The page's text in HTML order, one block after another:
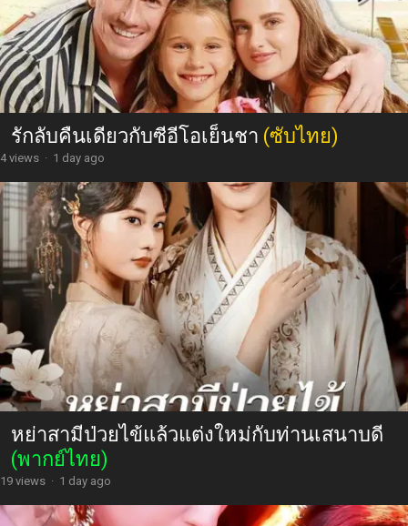
รักลับคืนเดียวกับซีอีโอเย็นชา (ซับไทย)
4 views · 1 day ago
หย่าสามีป่วยไข้แล้วแต่งใหม่กับท่านเสนาบดี
(พากย์ไทย)
19 views · 1 day ago